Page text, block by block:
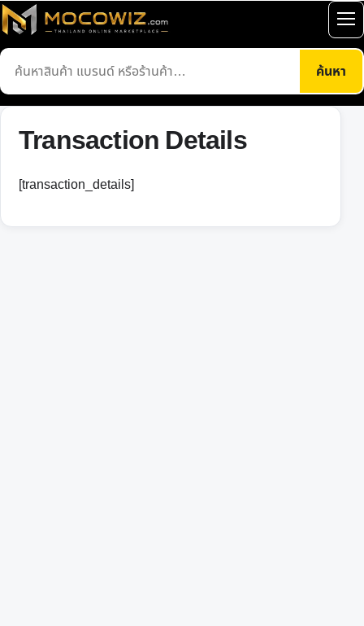
ข้าม
ไป
ยัง
เนื้อหา
ค้นหา
สินค้า
ค้นหา
เปิ
เม
Transaction Details
[transaction_details]